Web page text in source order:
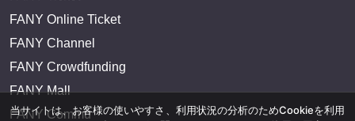
FANY Online Ticket
FANY Channel
FANY Crowdfunding
FANY Mall
FANY Commu
当サイトは、お客様の使いやすさ、利用状況の分析のためCookieを利用